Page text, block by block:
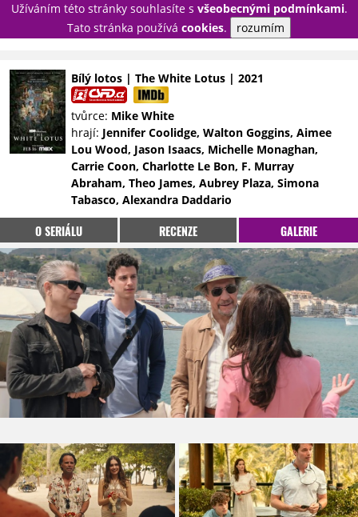
Užíváním této stránky souhlasíte s všeobecnými podmínkami.
Tato stránka používá cookies. rozumím
PŘIHLÁSIT
NOVINKY
TÉMATA
RECENZE
EPIZODY
KULT
TRAILERY
GALERIE
DISKUZE
STATISTIKY
Bílý lotos | The White Lotus | 2021
tvůrce: Mike White
hrají: Jennifer Coolidge, Walton Goggins, Aimee
Lou Wood, Jason Isaacs, Michelle Monaghan,
Carrie Coon, Charlotte Le Bon, F. Murray
Abraham, Theo James, Aubrey Plaza, Simona
Tabasco, Alexandra Daddario
O SERIÁLU RECENZE GALERIE